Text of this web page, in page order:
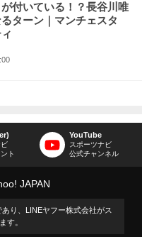
付いている！？長谷川唯
ターン｜マンチェスタ
ト
YouTube
スポーツナビ
公式チャンネル
JAPAN
り、LINEヤフー株式会社がス
す。